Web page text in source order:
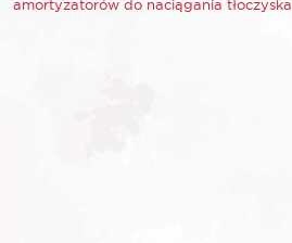
amortyzatorów do naciągania tłoczyska